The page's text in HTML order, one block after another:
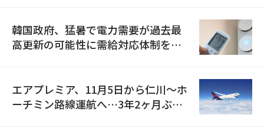
韓国政府、猛暑で電力需要が過去最
高更新の可能性に需給対応体制を点
エアプレミア、11月5日から仁川〜ホ
ーチミン路線運航へ…3年2ヶ月ぶり